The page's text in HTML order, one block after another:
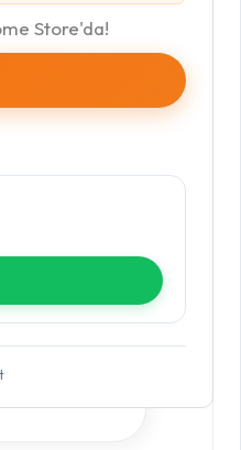
Store'da!